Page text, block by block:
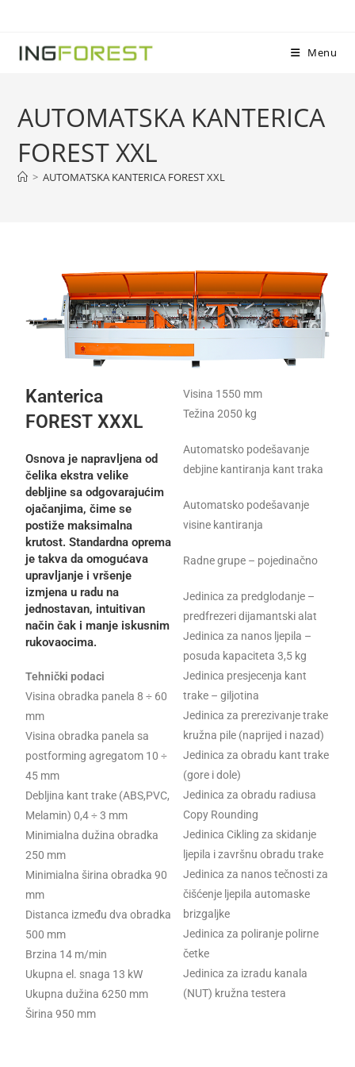
Menu
AUTOMATSKA KANTERICA
FOREST XXL
> AUTOMATSKA KANTERICA FOREST XXL
Kanterica
FOREST XXXL
Osnova je napravljena od
čelika ekstra velike
debljine sa odgovarajućim
ojačanjima, čime se
postiže maksimalna
krutost. Standardna oprema
je takva da omogućava
upravljanje i vršenje
izmjena u radu na
jednostavan, intuitivan
način čak i manje iskusnim
rukovaocima.
Tehnički podaci
Visina obradka panela 8 ÷ 60
mm
Visina obradka panela sa
postforming agregatom 10 ÷
45 mm
Debljina kant trake (ABS,PVC,
Melamin) 0,4 ÷ 3 mm
Minimialna dužina obradka
250 mm
Minimialna širina obradka 90
mm
Distanca između dva obradka
500 mm
Brzina 14 m/min
Ukupna el. snaga 13 kW
Ukupna dužina 6250 mm
Širina 950 mm
Visina 1550 mm
Težina 2050 kg
Automatsko podešavanje
debjine kantiranja kant traka
Automatsko podešavanje
visine kantiranja
Radne grupe – pojedinačno
Jedinica za predglodanje –
predfrezeri dijamantski alat
Jedinica za nanos ljepila –
posuda kapaciteta 3,5 kg
Jedinica presjecenja kant
trake – giljotina
Jedinica za prerezivanje trake
kružna pile (naprijed i nazad)
Jedinica za obradu kant trake
(gore i dole)
Jedinica za obradu radiusa
Copy Rounding
Jedinica Cikling za skidanje
ljepila i završnu obradu trake
Jedinica za nanos tečnosti za
čišćenje ljepila automaske
brizgaljke
Jedinica za poliranje polirne
četke
Jedinica za izradu kanala
(NUT) kružna testera